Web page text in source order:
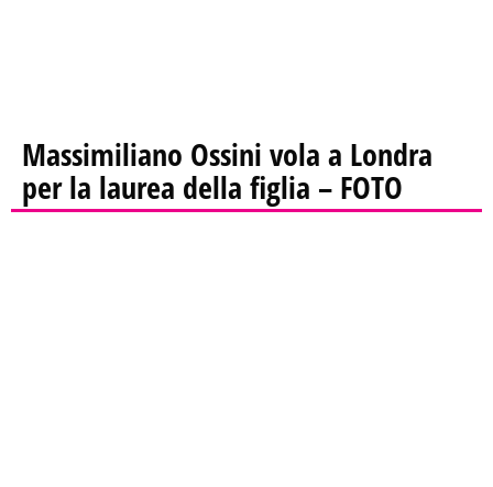
Massimiliano Ossini vola a Londra
per la laurea della figlia – FOTO